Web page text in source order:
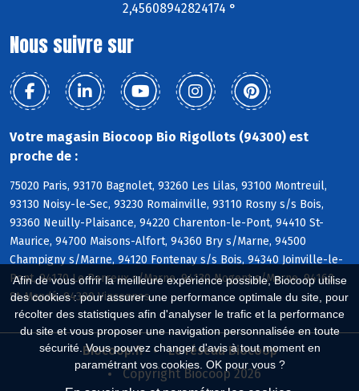
Afin de vous offrir la meilleure expérience possible, Biocoop utilise
des cookies : pour assurer une performance optimale du site, pour
récolter des statistiques afin d'analyser le trafic et la performance
du site et vous proposer une navigation personnalisée en toute
sécurité. Vous pouvez changer d'avis à tout moment en
paramétrant vos cookies. OK pour vous ?
2,45608942824174 °
Nous suivre sur
Votre magasin Biocoop Bio Rigollots (94300) est
proche de :
75020 Paris, 93170 Bagnolet, 93260 Les Lilas, 93100 Montreuil,
93130 Noisy-le-Sec, 93230 Romainville, 93110 Rosny s/s Bois,
93360 Neuilly-Plaisance, 94220 Charenton-le-Pont, 94410 St-
Maurice, 94700 Maisons-Alfort, 94360 Bry s/Marne, 94500
Champigny s/Marne, 94120 Fontenay s/s Bois, 94340 Joinville-le-
Pont, 94170 Le Perreux s/Marne, 94130 Nogent s/Marne, 94160
St-Mandé, 94300 Vincennes
Biocoop.fr
Le réseau Biocoop
Copyright Biocoop 2026